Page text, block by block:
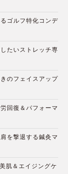
ゴルフ特化コンデ
たいストレッチ専
のフェイスアップ
回復＆パフォーマ
を撃退する鍼灸マ
肌＆エイジングケ